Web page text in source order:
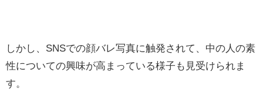
しかし、SNSでの顔バレ写真に触発されて、中の人の素
性についての興味が高まっている様子も見受けられま
す。